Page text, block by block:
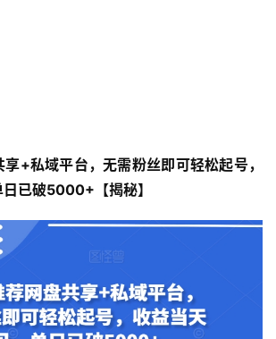
+私域平台，无需粉丝即可轻松起号，
已破5000+【揭秘】